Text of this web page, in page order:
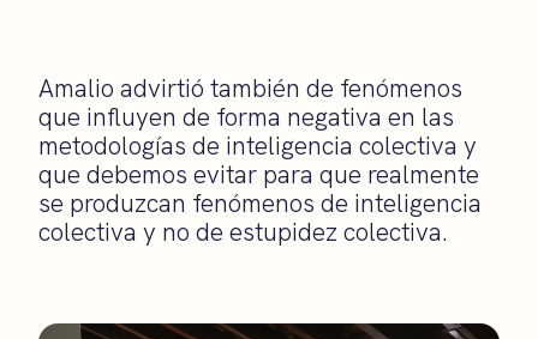
Amalio advirtió también de fenómenos
que influyen de forma negativa en las
metodologías de inteligencia colectiva y
que debemos evitar para que realmente
se produzcan fenómenos de inteligencia
colectiva y no de estupidez colectiva.